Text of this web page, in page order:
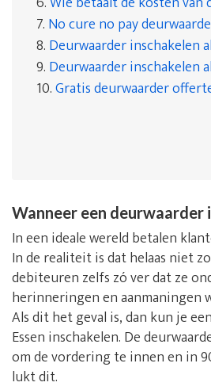
7. No cure no pay
8. Deurwaarder inschakelen
9. Deurwaarder inschakelen
10.Gratis deurwaarder
Wanneer een deurwaarder
In een ideale wereld betalen
In de realiteit is dat helaas niet
debiteuren zelfs zó ver dat ze
herinneringen en aanmaningen
Als dit het geval is, dan kun je
Essen inschakelen. De
om de vordering te innen en in
lukt dit.